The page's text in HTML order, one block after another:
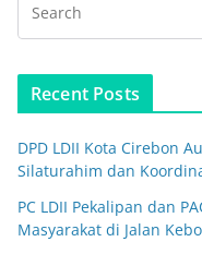
Recent Posts
DPD LDII Kota Cirebon
Silaturahim dan
PC LDII Pekalipan dan
Masyarakat di Jalan